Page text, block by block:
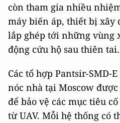
còn tham gia nhiều
máy biến áp, thiết bị xây
lắp ghép tới những vùng
động cứu hộ sau thiên tai.
Các tổ hợp Pantsir-SMD-
nóc nhà tại Moscow
để bảo vệ các mục tiêu
từ UAV. Mỗi hệ thống có